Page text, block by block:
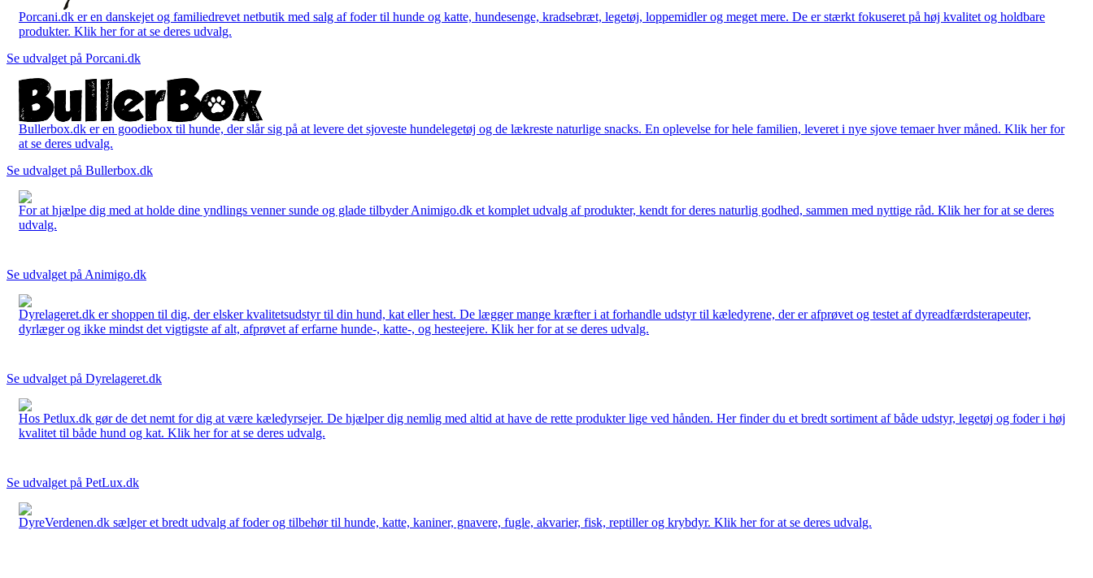
Porcani.dk er en danskejet og familiedrevet netbutik med salg af foder til hunde og katte, hundesenge, kradsebræt, legetøj, loppemidler og meget mere. De er stærkt fokuseret på høj kvalitet og holdbare
produkter. Klik her for at se deres udvalg.
Se udvalget på Porcani.dk
Bullerbox.dk er en goodiebox til hunde, der slår sig på at levere det sjoveste hundelegetøj og de lækreste naturlige snacks. En oplevelse for hele familien, leveret i nye sjove temaer hver måned. Klik her for
at se deres udvalg.
Se udvalget på Bullerbox.dk
For at hjælpe dig med at holde dine yndlings venner sunde og glade tilbyder Animigo.dk et komplet udvalg af produkter, kendt for deres naturlig godhed, sammen med nyttige råd. Klik her for at se deres
udvalg.
Se udvalget på Animigo.dk
Dyrelageret.dk er shoppen til dig, der elsker kvalitetsudstyr til din hund, kat eller hest. De lægger mange kræfter i at forhandle udstyr til kæledyrene, der er afprøvet og testet af dyreadfærdsterapeuter,
dyrlæger og ikke mindst det vigtigste af alt, afprøvet af erfarne hunde-, katte-, og hesteejere. Klik her for at se deres udvalg.
Se udvalget på Dyrelageret.dk
Hos Petlux.dk gør de det nemt for dig at være kæledyrsejer. De hjælper dig nemlig med altid at have de rette produkter lige ved hånden. Her finder du et bredt sortiment af både udstyr, legetøj og foder i høj
kvalitet til både hund og kat. Klik her for at se deres udvalg.
Se udvalget på PetLux.dk
DyreVerdenen.dk sælger et bredt udvalg af foder og tilbehør til hunde, katte, kaniner, gnavere, fugle, akvarier, fisk, reptiller og krybdyr. Klik her for at se deres udvalg.